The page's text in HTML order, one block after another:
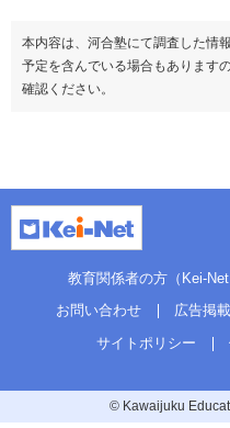
本内容は、河合塾にて調査した情
予定を含んでいる場合もあります
確認ください。
教育関係者の方（Kei-Net
お問い合わせ
広告掲
サイトポリシー
© Kawaijuku